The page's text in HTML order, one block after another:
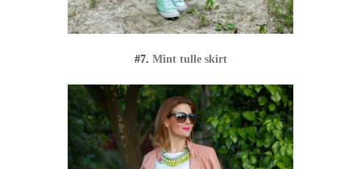
#7. Mint tulle skirt